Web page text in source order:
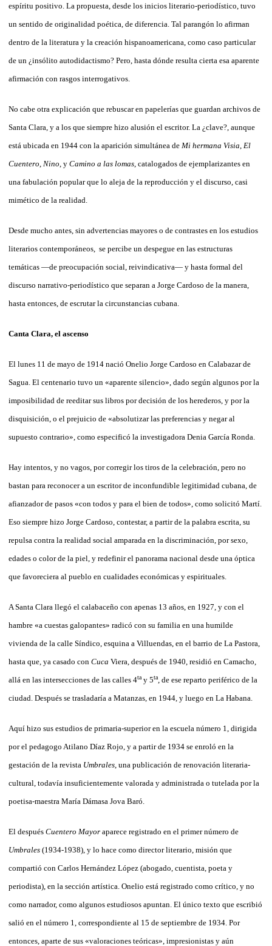
espíritu positivo. La propuesta, desde los inicios literario-periodístico, tuvo
un sentido de originalidad poética, de diferencia. Tal parangón lo afirman
dentro de la literatura y la creación hispanoamericana, como caso particular
de un ¿insólito autodidactismo? Pero, hasta dónde resulta cierta esa aparente
afirmación con rasgos interrogativos.
No cabe otra explicación que rebuscar en papelerías que guardan archivos de
Santa Clara, y a los que siempre hizo alusión el escritor. La ¿clave?, aunque
está ubicada en 1944 con la aparición simultánea de Mi hermana Visia El
Cuentero Nino , y Camino a las lomas , catalogados de ejemplarizantes en
una fabulación popular que lo aleja de la reproducción y el discurso, casi
mimético de la realidad.
Desde mucho antes, sin advertencias mayores o de contrastes en los estudios
literarios contemporáneos, se percibe un despegue en las estructuras
temáticas —de preocupación social, reivindicativa— y hasta formal del
discurso narrativo-periodístico que separan a Jorge Cardoso de la manera,
hasta entonces, de escrutar la circunstancias cubana.
Canta Clara, el ascenso
El lunes 11 de mayo de 1914 nació Onelio Jorge Cardoso en Calabazar de
Sagua. El centenario tuvo un «aparente silencio», dado según algunos por la
imposibilidad de reeditar sus libros por decisión de los herederos, y por la
disquisición, o el prejuicio de «absolutizar las preferencias y negar al
supuesto contrario», como especificó la investigadora Denia García Ronda.
Hay intentos, y no vagos, por corregir los tiros de la celebración, pero no
bastan para reconocer a un escritor de inconfundible legitimidad cubana, de
afianzador de pasos «con todos y para el bien de todos», como solicitó Martí.
Eso siempre hizo Jorge Cardoso, contestar, a partir de la palabra escrita, su
repulsa contra la realidad social amparada en la discriminación, por sexo,
edades o color de la piel, y redefinir el panorama nacional desde una óptica
que favoreciera al pueblo en cualidades económicas y espirituales.
A Santa Clara llegó el calabaceño con apenas 13 años, en 1927, y con el
hambre «a cuestas galopantes» radicó con su familia en una humilde
vivienda de la calle Síndico, esquina a Villuendas, en el barrio de La Pastora,
hasta que, ya casado con Cuca Viera, después de 1940, residió en Camacho,
allá en las intersecciones de las calles 4ta y 5ta, de ese reparto periférico de la
ciudad. Después se trasladaría a Matanzas, en 1944, y luego en La Habana.
Aquí hizo sus estudios de primaria-superior en la escuela número 1, dirigida
por el pedagogo Atilano Díaz Rojo, y a partir de 1934 se enroló en la
gestación de la revista Umbrales , una publicación de renovación literaria-
cultural, todavía insuficientemente valorada y administrada o tutelada por la
poetisa-maestra María Dámasa Jova Baró.
El después Cuentero Mayor aparece registrado en el primer número de
Umbrales (1934-1938), y lo hace como director literario, misión que
compartió con Carlos Hernández López (abogado, cuentista, poeta y
periodista), en la sección artística. Onelio está registrado como crítico, y no
como narrador, como algunos estudiosos apuntan. El único texto que escribió
salió en el número 1, correspondiente al 15 de septiembre de 1934. Por
entonces, aparte de sus «valoraciones teóricas», impresionistas y aún